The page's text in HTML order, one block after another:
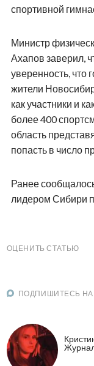
спортивной
Министр
Ахапов заверил,
уверенность, что
жители
как участники и
более 400
область
попасть в число
Ранее
лидером Сибири
ОЦЕНИТЬ СТАТЬЮ
ПОДПИШИТЕСЬ НА